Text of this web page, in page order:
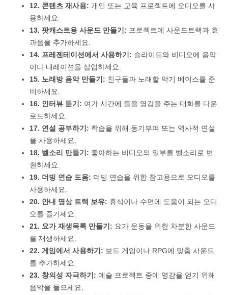
12. 콘텐츠 재사용: 개인 또는 교육 프로젝트에 오디오를 사
용하세요.
13. 팟캐스트용 사운드 만들기: 프로젝트에 사운드트랙과 효
과음을 추가하세요.
14. 프레젠테이션에서 사용하기: 슬라이드와 비디오에 음악
이나 내레이션을 삽입하세요.
15. 노래방 음악 만들기: 친구들과 노래할 악기 베이스를 준
비하세요.
16. 인터뷰 듣기: 여가 시간에 들을 영감을 주는 대화를 다운
로드하세요.
17. 연설 공부하기: 학습을 위해 동기부여 또는 역사적 연설
을 사용하세요.
18. 벨소리 만들기: 좋아하는 비디오의 일부를 벨소리로 변
환하세요.
19. 더빙 연습 도움: 더빙 연습을 위한 참고용으로 오디오를
사용하세요.
20. 안내 명상 트랙 보유: 휴식이나 수면에 도움이 되는 오디
오를 즐기세요.
21. 요가 재생목록 만들기: 요가 운동을 위한 차분한 사운드
를 재생하세요.
22. 게임에서 사용하기: 보드 게임이나 RPG에 맞춤 사운드
를 추가하세요.
23. 창의성 자극하기: 예술 프로젝트 중에 영감을 얻기 위해
음악을 들으세요.